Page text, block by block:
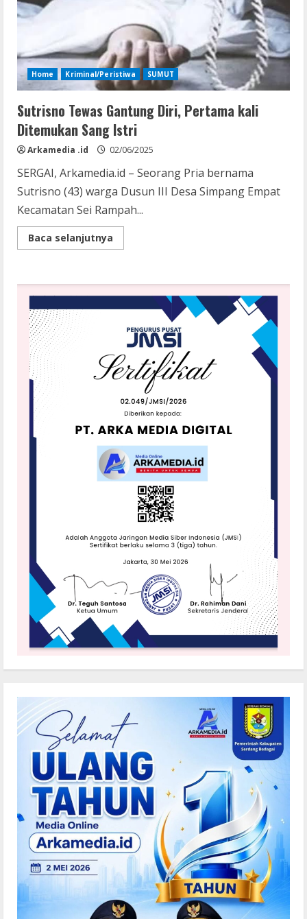
Home Kriminal/Peristiwa SUMUT
Sutrisno Tewas Gantung Diri, Pertama kali
Ditemukan Sang Istri
Arkamedia .id 02/06/2025
SERGAI, Arkamedia.id – Seorang Pria bernama
Sutrisno (43) warga Dusun III Desa Simpang Empat
Kecamatan Sei Rampah...
Baca selanjutnya
more
Gantung
Diri,
kali
Sang
Istri